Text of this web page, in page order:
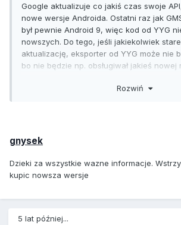
Google aktualizuje co jakiś czas swoje
nowe wersje Androida. Ostatni raz jak
był pewnie Android 9, więc kod od YYG
nowszych. Do tego, jeśli jakiekolwiek
aktualizację, eksporter od YYG może nie
bo nie będzie np. obsługiwał jakieś
wyeksportuje do androida.
spora zniżka na nowego GMa. Większość
1.4 na Humble Bundle za dolara i narzeka.
co kilka lat trzeba płacić za licencję,
dlatego przeszło na subskrypcje, żeby nie
Rozwiń
gnysek
Dzieki za wszystkie wazne informacje.
kupic nowsza wersje
5 lat później...